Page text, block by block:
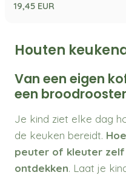
19,45 EUR
Houten
Van een eigen
een broodrooster
Je kind ziet elke dag
de keuken bereidt.
peuter of kleuter zelf
ontdekken. Laat je